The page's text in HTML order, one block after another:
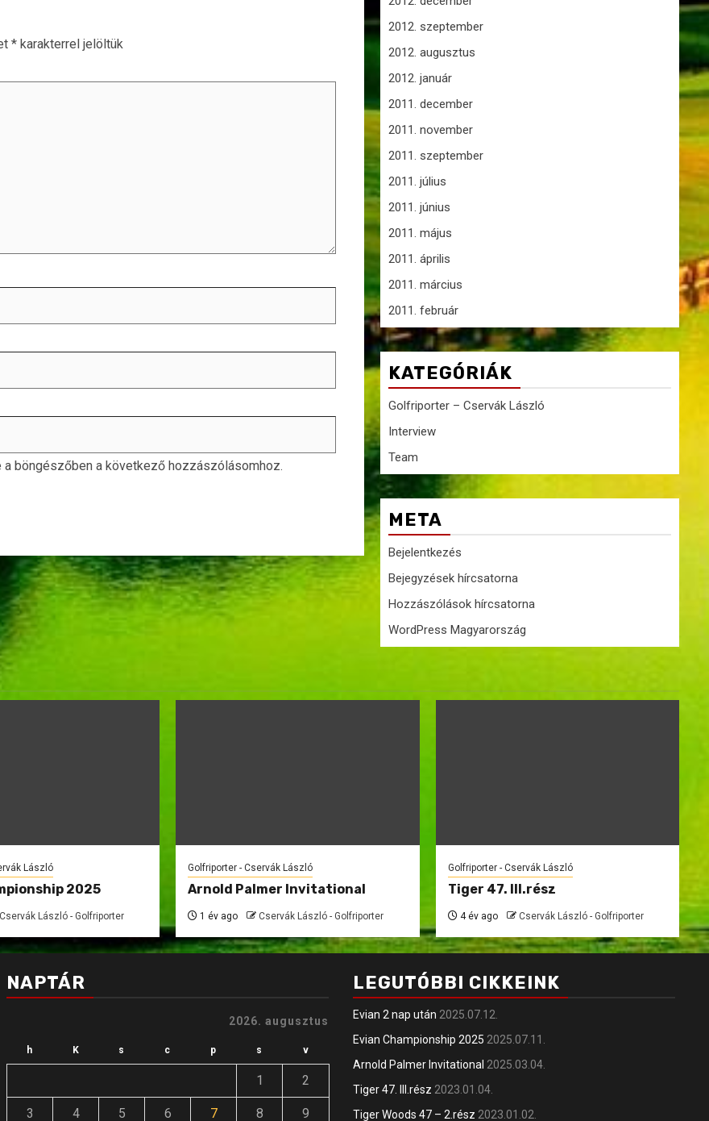
* karakterrel jelöltük
böngészőben a következő hozzászólásomhoz.
2012. szeptember
2012. augusztus
2012. január
2011. december
2011. november
2011. szeptember
2011. július
2011. június
2011. május
2011. április
2011. március
2011. február
KATEGÓRIÁK
Golfriporter – Cservák László
Interview
Team
META
Bejelentkezés
Bejegyzések hírcsatorna
Hozzászólások hírcsatorna
WordPress Magyarország
László
2025
Cservák László - Golfriporter
Golfriporter - Cservák László
Arnold Palmer Invitational
1 év ago Cservák László - Golfriporter
Golfriporter - Cservák László
Tiger 47. III.rész
4 év ago Cservák László - Golfriporter
NAPTÁR
2026. augusztus
h K s c p s v
1 2
3 4 5 6 7 8 9
LEGUTÓBBI CIKKEINK
Evian 2 nap után 2025.07.12.
Evian Championship 2025 2025.07.11.
Arnold Palmer Invitational 2025.03.04.
Tiger 47. III.rész 2023.01.04.
Tiger Woods 47 – 2.rész 2023.01.02.